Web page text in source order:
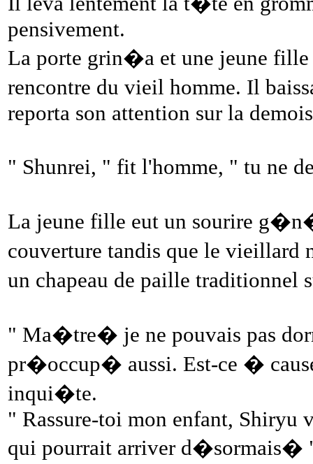
pensivement.
La porte grin�a et une jeune
rencontre du vieil homme. Il
reporta son attention sur la
" Shunrei, " fit l'homme, " tu ne
La jeune fille eut un sourire
couverture tandis que le vieillard
un chapeau de paille traditionnel
" Ma�tre� je ne pouvais pas
pr�occup� aussi. Est-ce �
inqui�te.
" Rassure-toi mon enfant, Shiryu
qui pourrait arriver d�sormais�